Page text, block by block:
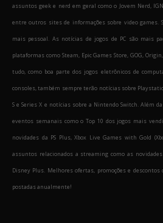
assuntos geek e nerd em geral como o Jovem Nerd,
entre outros sites de informações sobre video games.
mais pessoal. As notícias de jogos de PC são mais
plataformas como Steam, Epic Games Store, GOG,
tudo, como boa parte dos jogos eletrônicos de
consoles, também sempre terão notícias sobre
S e Series X e notícias sobre a Nintendo Switch. Além
eventos semanais como o Top 10 dos jogos mais
novidades da PS Plus, Xbox Live Games with Gold
assuntos relacionados a streaming como as
Disney Plus. Melhores ofertas, promoções e
postadas anualmente!